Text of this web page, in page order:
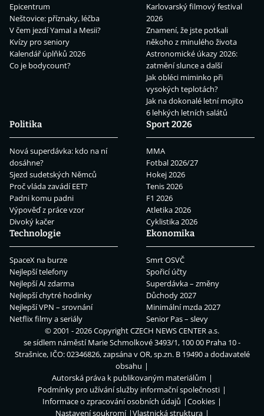
Epicentrum
Neštovice: příznaky, léčba
V čem jezdí Yamal a Mesii?
Kvízy pro seniory
Kalendář úplňků 2026
Co je bodycount?
Karlovarský filmový festival
2026
Znamení, že jste potkali
někoho z minulého života
Astronomické úkazy 2026:
zatmění slunce a další
Jak obléci miminko při
vysokých teplotách?
Jak na dokonalé letní mojito
6 lehkých letních salátů
Politika
Nová superdávka: kdo na ní
dosáhne?
Sjezd sudetských Němců
Proč vláda zavádí EET?
Padni komu padni
Výpověď z práce vzor
Divoký kačer
Sport 2026
MMA
Fotbal 2026/27
Hokej 2026
Tenis 2026
F1 2026
Atletika 2026
Cyklistika 2026
Technologie
SpaceX na burze
Nejlepší telefony
Nejlepší AI zdarma
Nejlepší chytré hodinky
Nejlepší VPN – srovnání
Netflix filmy a seriály
Ekonomika
Smrt OSVČ
Spořicí účty
Superdávka – změny
Důchody 2027
Minimální mzda 2027
Senior Pas – slevy
© 2001 - 2026 CopyrightCZECH NEWS CENTER a.s.
se sídlem náměstí Marie Schmolkové 3493/1, 100 00 Praha 10 -
Strašnice, IČO: 02346826, zapsána v OR, sp.zn. B 19490 a dodavatelé
obsahu
Autorská práva k publikovaným materiálům
Podmínky pro užívání služby informační společnosti
Informace o zpracování osobních údajů
Cookies
Nastavení soukromí
Vlastnická struktura